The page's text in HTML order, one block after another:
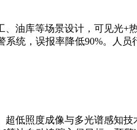
油库等场景设计，可见光+
统，误报率降低90%。人员
低照度成像与多光谱感知